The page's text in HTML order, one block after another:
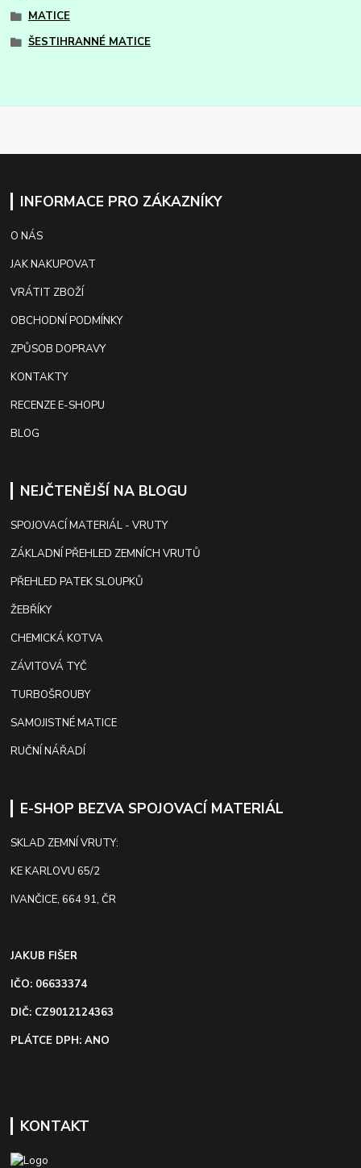
MATICE
ŠESTIHRANNÉ MATICE
INFORMACE PRO ZÁKAZNÍKY
O NÁS
JAK NAKUPOVAT
VRÁTIT ZBOŽÍ
OBCHODNÍ PODMÍNKY
ZPŮSOB DOPRAVY
KONTAKTY
RECENZE E-SHOPU
BLOG
NEJČTENĚJŠÍ NA BLOGU
SPOJOVACÍ MATERIÁL - VRUTY
ZÁKLADNÍ PŘEHLED ZEMNÍCH VRUTŮ
PŘEHLED PATEK SLOUPKŮ
ŽEBŘÍKY
CHEMICKÁ KOTVA
ZÁVITOVÁ TYČ
TURBOŠROUBY
SAMOJISTNÉ MATICE
RUČNÍ NÁŘADÍ
E-SHOP BEZVA SPOJOVACÍ MATERIÁL
SKLAD ZEMNÍ VRUTY:
KE KARLOVU 65/2
IVANČICE, 664 91, ČR
JAKUB FIŠER
IČO: 06633374
DIČ: CZ9012124363
PLÁTCE DPH: ANO
KONTAKT